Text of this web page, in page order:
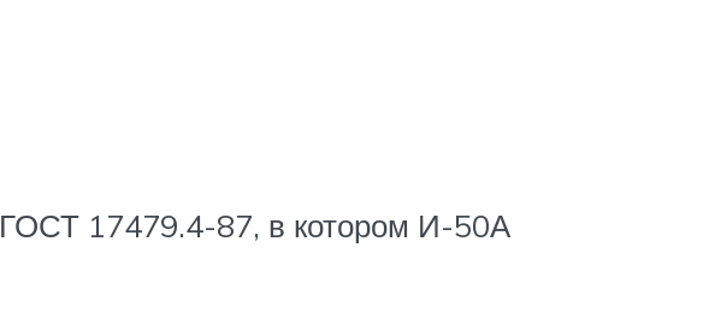
17479.4-87, в котором И-50А